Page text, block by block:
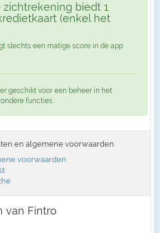
zichtrekening biedt 1
(enkel het
slechts een matige score in de app
geschikt voor een beheer in het
functies.
en algemene voorwaarden
voorwaarden
van Fintro